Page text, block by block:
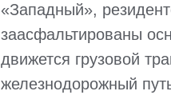
«Западный»,
заасфальтированы
движется грузовой
железнодорожный